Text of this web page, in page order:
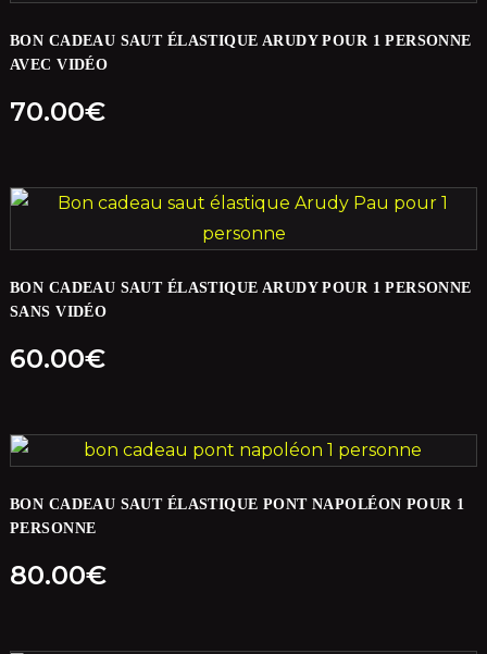
BON CADEAU SAUT ÉLASTIQUE ARUDY POUR 1 PERSONNE
AVEC VIDÉO
70.00€
BON CADEAU SAUT ÉLASTIQUE ARUDY POUR 1 PERSONNE
SANS VIDÉO
60.00€
BON CADEAU SAUT ÉLASTIQUE PONT NAPOLÉON POUR 1
PERSONNE
80.00€